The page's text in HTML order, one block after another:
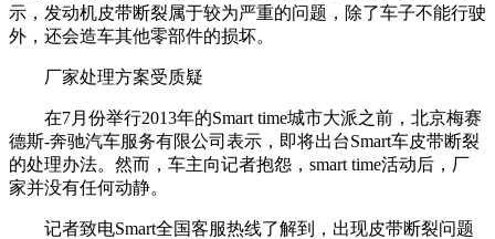
示，发动机皮带断裂属于较为严重的问题，除了车子不能行驶
外，还会造车其他零部件的损坏。
厂家处理方案受质疑
在7月份举行2013年的Smart time城市大派之前，北京梅赛
德斯-奔驰汽车服务有限公司表示，即将出台Smart车皮带断裂
的处理办法。然而，车主向记者抱怨，smart time活动后，厂
家并没有任何动静。
记者致电Smart全国客服热线了解到，出现皮带断裂问题